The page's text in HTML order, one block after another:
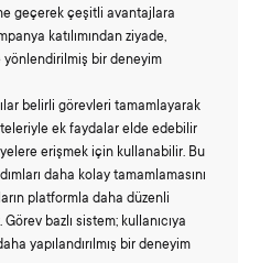
geçerek çeşitli avantajlara
katılımından ziyade,
bir deneyim
belirli görevleri tamamlayarak
ek faydalar elde edebilir
erişmek için kullanabilir. Bu
daha kolay tamamlamasını
platformla daha düzenli
bazlı sistem; kullanıcıya
yapılandırılmış bir deneyim